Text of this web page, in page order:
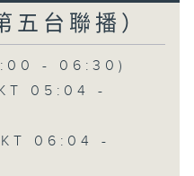
五台聯播）
- 06:30)
05:04 -
06:04 -